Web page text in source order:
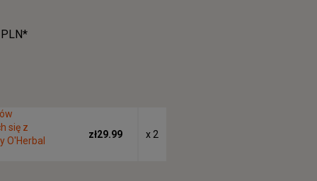
się z
O'Herbal
zł29.99 x 2